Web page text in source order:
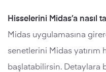
Hisselerini Midas’a nasıl
Midas uygulamasına
senetlerini Midas yatırım
başlatabilirsin. Detaylara